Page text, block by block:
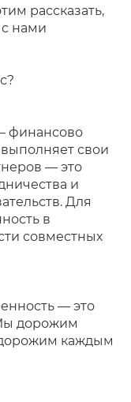
рассказать,
с нами
финансово
свои
— это
и
Для
в
совместных
— это
дорожим
каждым